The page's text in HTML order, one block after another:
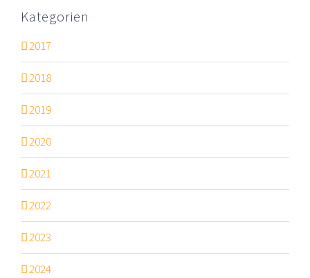
Kategorien
2017
2018
2019
2020
2021
2022
2023
2024